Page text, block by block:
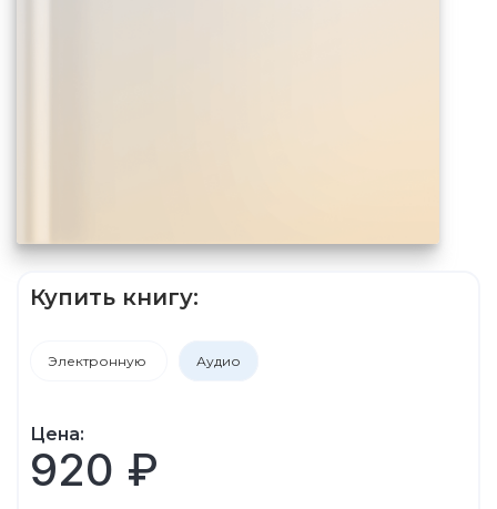
Купить книгу:
Электронную Аудио
Цена:
920 ₽